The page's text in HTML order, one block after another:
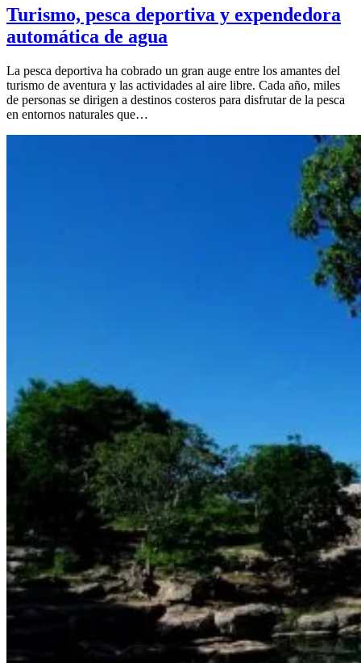
Turismo, pesca deportiva y expendedora
automática de agua
La pesca deportiva ha cobrado un gran auge entre los amantes del
turismo de aventura y las actividades al aire libre. Cada año, miles
de personas se dirigen a destinos costeros para disfrutar de la pesca
en entornos naturales que…